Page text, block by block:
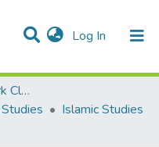
Log In (current)
AQU Research Network Clusters
Islamic Studies